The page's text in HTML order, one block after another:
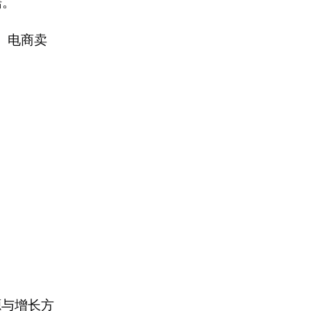
电商卖
增长方